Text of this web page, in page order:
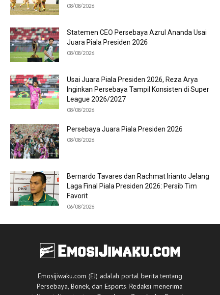
08/08/2026
Statemen CEO Persebaya Azrul Ananda Usai
Juara Piala Presiden 2026
08/08/2026
Usai Juara Piala Presiden 2026, Reza Arya
Inginkan Persebaya Tampil Konsisten di Super
League 2026/2027
08/08/2026
Persebaya Juara Piala Presiden 2026
08/08/2026
Bernardo Tavares dan Rachmat Irianto Jelang
Laga Final Piala Presiden 2026: Persib Tim
Favorit
06/08/2026
Emosijiwaku.com (EJ) adalah portal berita tentang
Persebaya, Bonek, dan Esports. Redaksi menerima